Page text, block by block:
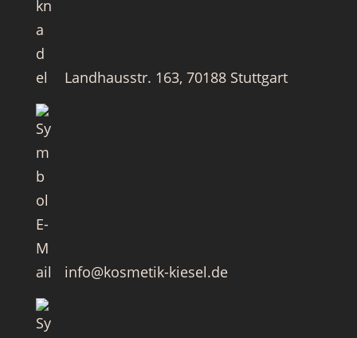
Landhausstr. 163, 70188 Stuttgart
info@kosmetik-kiesel.de